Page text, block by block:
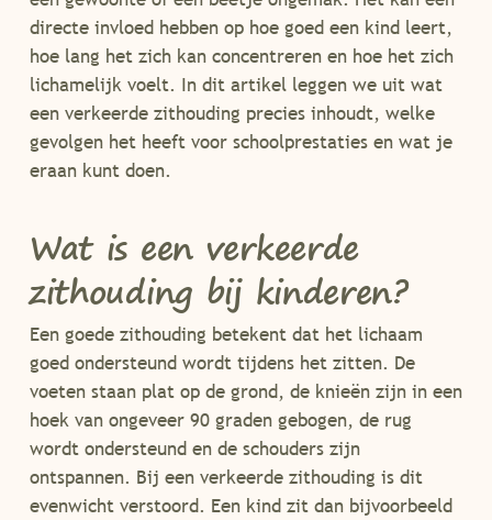
directe invloed hebben op hoe goed een kind leert,
hoe lang het zich kan concentreren en hoe het zich
lichamelijk voelt. In dit artikel leggen we uit wat
een verkeerde zithouding precies inhoudt, welke
gevolgen het heeft voor schoolprestaties en wat je
eraan kunt doen.
Wat is een verkeerde
zithouding bij kinderen?
Een goede zithouding betekent dat het lichaam
goed ondersteund wordt tijdens het zitten. De
voeten staan plat op de grond, de knieën zijn in een
hoek van ongeveer 90 graden gebogen, de rug
wordt ondersteund en de schouders zijn
ontspannen. Bij een verkeerde zithouding is dit
evenwicht verstoord. Een kind zit dan bijvoorbeeld